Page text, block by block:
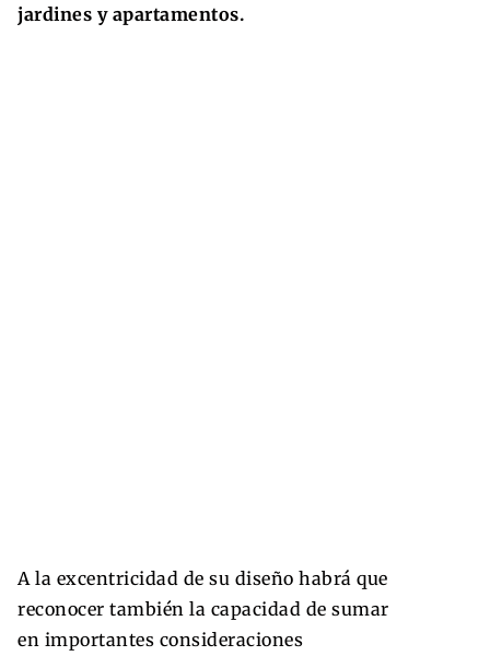
jardines y apartamentos.
A la excentricidad de su diseño habrá que
reconocer también la capacidad de sumar
en importantes consideraciones